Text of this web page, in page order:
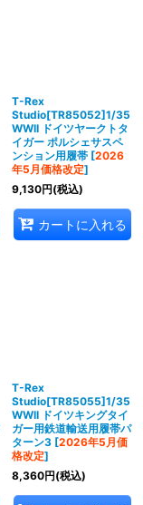
T-Rex
Studio[TR85052]1/35
WWII ドイツヤークトタ
イガー ポルシェサスペ
ンション用履帯 [2026
年5月価格改定]
9,130円(税込)
カートに入れる
T-Rex
Studio[TR85055]1/35
WWII ドイツキングタイ
ガー用鉄道輸送用履帯パ
ターン3 [2026年5月価
格改定]
8,360円(税込)